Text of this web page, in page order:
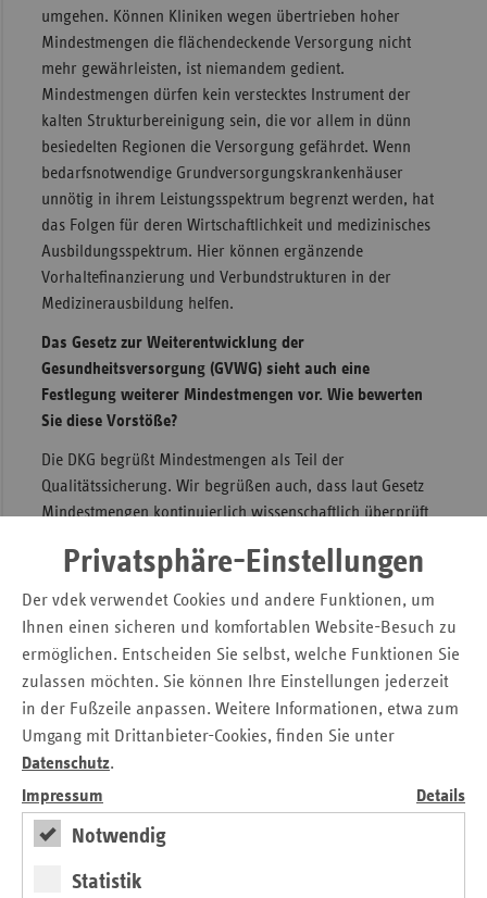
Privatsphäre-Einstellungen
Der vdek verwendet Cookies und andere Funktionen, um
Ihnen einen sicheren und komfortablen Website-Besuch zu
ermöglichen. Entscheiden Sie selbst, welche Funktionen Sie
zulassen möchten. Sie können Ihre Einstellungen jederzeit
in der Fußzeile anpassen. Weitere Informationen, etwa zum
Umgang mit Drittanbieter-Cookies, finden Sie unter
Datenschutz.
Impressum
Details
Notwendig
Statistik
umgehen. Können Kliniken wegen übertrieben hoher
Mindestmengen die flächendeckende Versorgung nicht
mehr gewährleisten, ist niemandem gedient.
Mindestmengen dürfen kein verstecktes Instrument der
kalten Strukturbereinigung sein, die vor allem in dünn
besiedelten Regionen die Versorgung gefährdet. Wenn
bedarfsnotwendige Grundversorgungskrankenhäuser
unnötig in ihrem Leistungsspektrum begrenzt werden, hat
das Folgen für deren Wirtschaftlichkeit und medizinisches
Ausbildungsspektrum. Hier können ergänzende
Vorhaltefinanzierung und Verbundstrukturen in der
Medizinerausbildung helfen.
Das Gesetz zur Weiterentwicklung der
Gesundheitsversorgung (GVWG) sieht auch eine
Festlegung weiterer Mindestmengen vor. Wie bewerten
Sie diese Vorstöße?
Die DKG begrüßt Mindestmengen als Teil der
Qualitätssicherung. Wir begrüßen auch, dass laut Gesetz
Mindestmengen kontinuierlich wissenschaftlich überprüft
sondern in eine Vielzahl von
Qualitätssicherungsmaßnahmen eingebettet sein müssen.
Auf der anderen Seite sehen wir die Absicht, dem G-BA die
Qualität festzulegen, sehr kritisch. Bei hohen, über den
Ausschluss von Gelegenheitsversorgung hinausgehenden
Mindestmengen muss besonders gute Qualität als
Ausnahmeregelung berücksichtigt werden. In die falsche
Richtung geht auch das nun eingeschränkte Recht der
Länder, zur Sicherstellung der flächendeckenden
Versorgung Ausnahmeregelungen von Mindestmengen zu
treffen. Hier drohen Versorgungsengpässe, insbesondere
bei Notfällen. Damit würde sich das Ziel, die